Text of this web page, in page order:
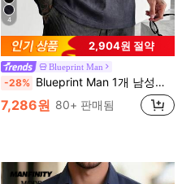
4
2,904원 절약
Blueprint Man
-28% Blueprint Man 1개 남성용 와플 텍스처 반오픈 칼라 반팔 탑, 폴로 칼라 반팔 초박형 여름 루즈핏 편안한 유럽 스타일 올드 머니 스타일 크게 나옵니다. 더 나은 핏을 위해 사이즈를 낮추세요
7,286원 80+ 판매됨